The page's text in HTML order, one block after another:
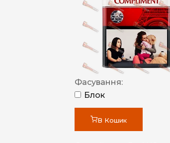
Фасування:
Блок
В Кошик